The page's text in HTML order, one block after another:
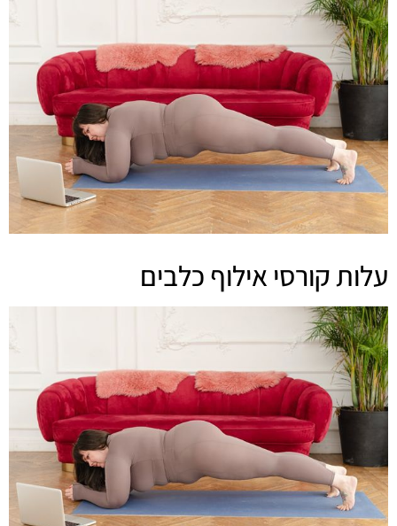
עלות קורסי אילוף כלבים